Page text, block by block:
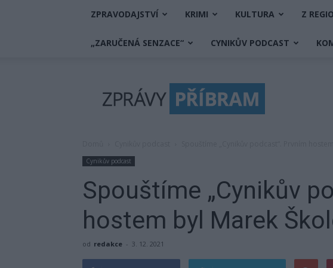
ZPRAVODAJSTVÍ KRIMI KULTURA Z
„ZARUČENÁ SENZACE“ CYNIKŮV PODCAST
Příbram
Cynikův podcast
Spouštíme „Cynikův
hostem byl Marek
od redakce - 3. 12. 2021